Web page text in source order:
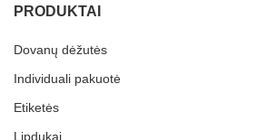
PRODUKTAI
Dovanų dėžutės
Individuali pakuotė
Etiketės
Lipdukai